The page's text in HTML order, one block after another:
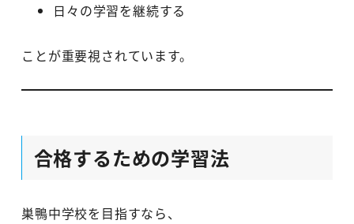
日々の学習を継続する
ことが重要視されています。
合格するための学習法
巣鴨中学校を目指すなら、